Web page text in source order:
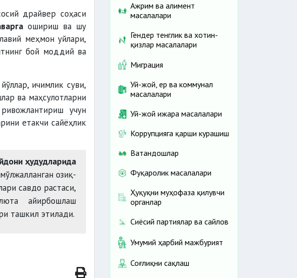
драйвер соҳаси
ошириш ва шу
меҳмон уйлари,
бой моддий ва
ичимлик суви,
ва маҳсулотларни
учун
етакчи сайёҳлик
ҳудудларида
озиқ-
савдо растаси,
айирбошлаш
ташкил этилади.
Ажрим ва алимент
масалалари
Гендер тенглик ва хотин-
қизлар масалалари
Миграция
Уй-жой, ер ва коммунал
масалалари
Уй-жой ижара масалалари
Коррупцияга қарши курашиш
Ватандошлар
Фуқаролик масалалари
Ҳуқуқни муҳофаза қилувчи
органлар
Сиёсий партиялар ва сайлов
Умумий ҳарбий мажбурият
Соғлиқни сақлаш